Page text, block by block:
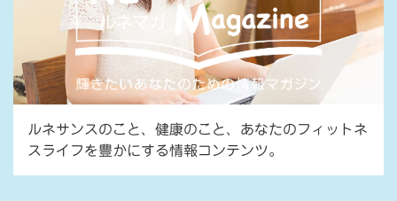
ルネサンスのこと、健康のこと、あなたのフィットネ
スライフを豊かにする情報コンテンツ。